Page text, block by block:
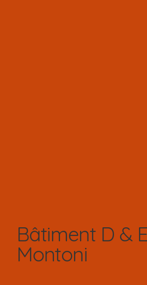
Bâtiment D &
Montoni